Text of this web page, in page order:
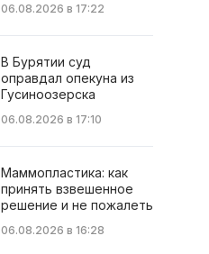
06.08.2026 в 17:22
В Бурятии суд
оправдал опекуна из
Гусиноозерска
06.08.2026 в 17:10
Маммопластика: как
принять взвешенное
решение и не пожалеть
06.08.2026 в 16:28